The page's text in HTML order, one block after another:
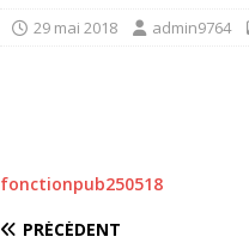
29 mai 2018 admin9764
fonctionpub250518
PRÉCÉDENT